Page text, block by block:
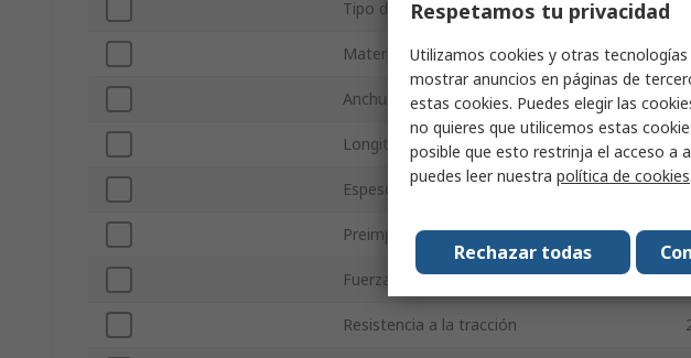
Tipo de cinta
Material del soporte
Anchura
Longitud
Espesor
Preimpreso
Fuerza de adhesión
Resistencia a la tracción
Respetamos tu privacidad
Utilizamos cookies y otras
mostrar anuncios en páginas de
estas cookies. Puedes elegir las
no quieres que utilicemos estas
posible que esto restrinja el acceso a
puedes leer nuestra política de cookies.
Rechazar todas